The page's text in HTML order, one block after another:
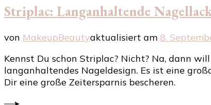
Striplac: Langanhaltende
von MakeupBeautyaktualisiert am 8.
Kennst Du schon Striplac? Nicht? Na, dann
langanhaltendes Nageldesign. Es ist eine
Dir eine große Zeitersparnis bescheren.